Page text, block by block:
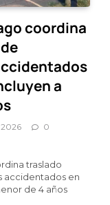
coordina
a
0
traslado
accidentados en
de 4 años